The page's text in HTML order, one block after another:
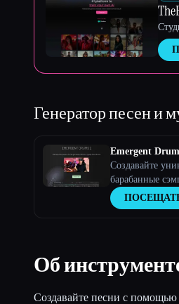
Генератор песен и
Emergent
Создавайте
барабанные
искусственного
Об инструменте
Создавайте песни с помощью